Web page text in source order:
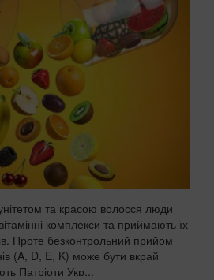
та красою волосся люди
комплекси та приймають їх
Проте безконтрольний прийом
(A, D, E, K) може бути вкрай
Патріоти Укр...